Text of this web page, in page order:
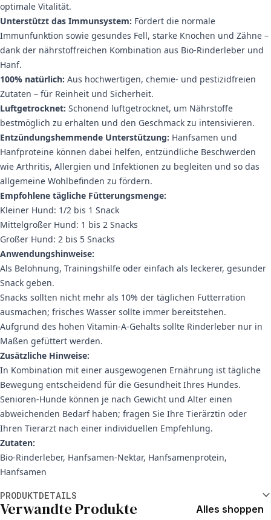
optimale Vitalität.
Unterstützt das Immunsystem: Fördert die normale
Immunfunktion sowie gesundes Fell, starke Knochen und Zähne –
dank der nährstoffreichen Kombination aus Bio-Rinderleber und
Hanf.
100% natürlich: Aus hochwertigen, chemie- und pestizidfreien
Zutaten – für Reinheit und Sicherheit.
Luftgetrocknet: Schonend luftgetrocknet, um Nährstoffe
bestmöglich zu erhalten und den Geschmack zu intensivieren.
Entzündungshemmende Unterstützung: Hanfsamen und
Hanfproteine können dabei helfen, entzündliche Beschwerden
wie Arthritis, Allergien und Infektionen zu begleiten und so das
allgemeine Wohlbefinden zu fördern.
Empfohlene tägliche Fütterungsmenge:
Kleiner Hund: 1/2 bis 1 Snack
Mittelgroßer Hund: 1 bis 2 Snacks
Großer Hund: 2 bis 5 Snacks
Anwendungshinweise:
Als Belohnung, Trainingshilfe oder einfach als leckerer, gesunder
Snack geben.
Snacks sollten nicht mehr als 10% der täglichen Futterration
ausmachen; frisches Wasser sollte immer bereitstehen.
Aufgrund des hohen Vitamin-A-Gehalts sollte Rinderleber nur in
Maßen gefüttert werden.
Zusätzliche Hinweise:
In Kombination mit einer ausgewogenen Ernährung ist tägliche
Bewegung entscheidend für die Gesundheit Ihres Hundes.
Senioren-Hunde können je nach Gewicht und Alter einen
abweichenden Bedarf haben; fragen Sie Ihre Tierärztin oder
Ihren Tierarzt nach einer individuellen Empfehlung.
Zutaten:
Bio-Rinderleber, Hanfsamen-Nektar, Hanfsamenprotein,
Hanfsamen
PRODUKTDETAILS
Verwandte Produkte Alles shoppen